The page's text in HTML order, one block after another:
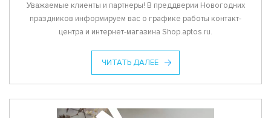
Уважаемые клиенты и партнеры! В преддверии Новогодних
праздников информируем вас о графике работы контакт-
центра и интернет-магазина Shop.aptos.ru.
ЧИТАТЬ ДАЛЕЕ